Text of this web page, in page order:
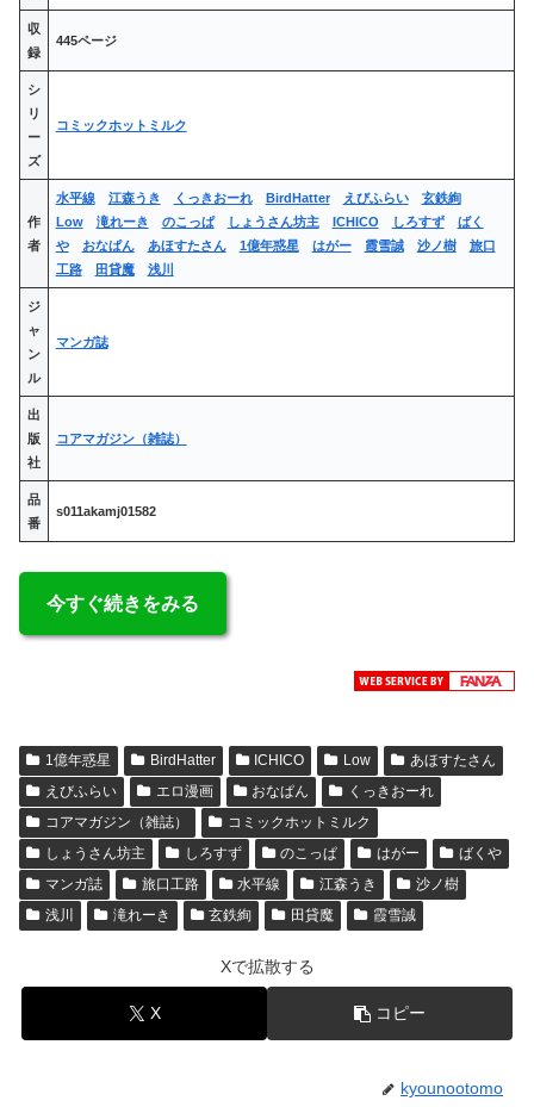
収
録
445ページ
シ
リ
ー
ズ
コミックホットミルク
作
者
水平線 江森うき くっきおーれ BirdHatter えびふらい
玄鉄絢
Low
滝れーき のこっぱ しょうさん坊主 ICHICO しろすず
ばく
や
おなぱん あほすたさん 1億年惑星 はがー 霞雪誠 沙ノ樹
旅口
工路
田貸魔 浅川
ジ
ャ
ン
ル
マンガ誌
出
版
社
コアマガジン（雑誌）
品
番
s011akamj01582
今すぐ続きをみる
1億年惑星 BirdHatter ICHICO Low
あほすたさん
えびふらい
エロ漫画 おなぱん
くっきおーれ
コアマガジン（雑誌）
コミックホットミルク
しょうさん坊主
しろすず のこっぱ はがー
ばくや
マンガ誌
旅口工路 水平線 江森うき
沙ノ樹
浅川
滝れーき 玄鉄絢 田貸魔 霞雪誠
Xで拡散する
X コピー
kyounootomo